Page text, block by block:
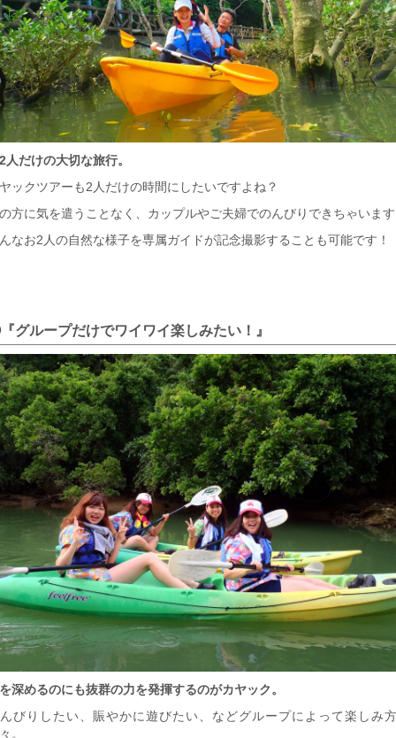
人だけの大切な旅行。
ックツアーも2人だけの時間にしたいですよね？
方に気を遣うことなく、カップルやご夫婦でのんびりできちゃいま
なお2人の自然な様子を専属ガイドが記念撮影することも可能です！
グループだけでワイワイ楽しみたい！』
深めるのにも抜群の力を発揮するのがカヤック。
びりしたい、賑やかに遊びたい、などグループによって楽しみ
。